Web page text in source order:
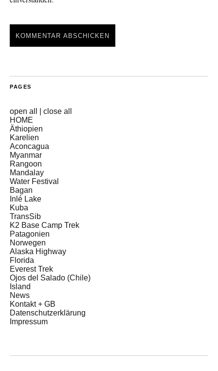
PAGES
open all
close all
HOME
Äthiopien
Karelien
Aconcagua
Myanmar
Rangoon
Mandalay
Water Festival
Bagan
Inlé Lake
Kuba
TransSib
K2 Base Camp Trek
Patagonien
Norwegen
Alaska Highway
Florida
Everest Trek
Ojos del Salado (Chile)
Island
News
Kontakt + GB
Datenschutzerklärung
Impressum